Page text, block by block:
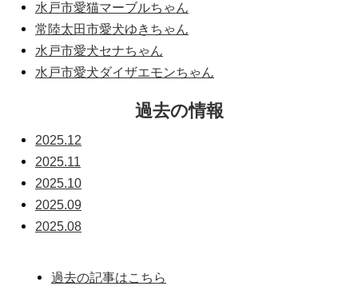
水戸市愛猫マーブルちゃん
常陸太田市愛犬ゆきちゃん
水戸市愛犬セナちゃん
水戸市愛犬ダイザエモンちゃん
過去の情報
2025.12
2025.11
2025.10
2025.09
2025.08
過去の記事はこちら